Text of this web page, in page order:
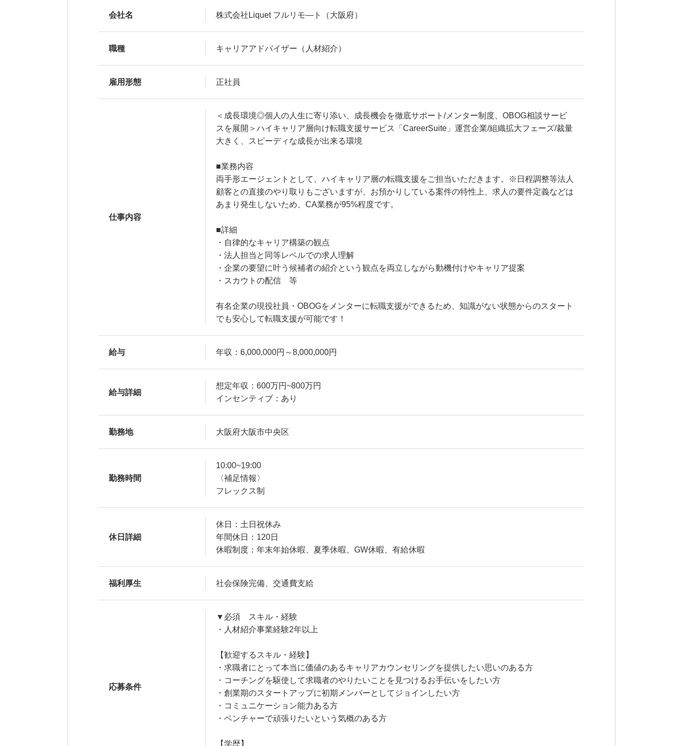
会社名 株式会社Liquet フルリモ―ト（大阪府）
職種 キャリアアドバイザー（人材紹介）
雇用形態 正社員
仕事内容
＜成長環境◎個人の人生に寄り添い、成長機会を徹底サポート/メンター制度、OBOG相談サービ
スを展開＞ハイキャリア層向け転職支援サービス「CareerSuite」運営企業/組織拡大フェーズ/裁量
大きく、スピーディな成長が出来る環境
■業務内容
両手形エージェントとして、ハイキャリア層の転職支援をご担当いただきます。※日程調整等法人
顧客との直接のやり取りもございますが、お預かりしている案件の特性上、求人の要件定義などは
あまり発生しないため、CA業務が95%程度です。
■詳細
・自律的なキャリア構築の観点
・法人担当と同等レベルでの求人理解
・企業の要望に叶う候補者の紹介という観点を両立しながら動機付けやキャリア提案
・スカウトの配信 等
有名企業の現役社員・OBOGをメンターに転職支援ができるため、知識がない状態からのスタート
でも安心して転職支援が可能です！
給与 年収：6,000,000円～8,000,000円
給与詳細
想定年収：600万円~800万円
インセンティブ：あり
勤務地 大阪府大阪市中央区
勤務時間
10:00~19:00
〈補足情報〉
フレックス制
休日詳細
休日：土日祝休み
年間休日：120日
休暇制度：年末年始休暇、夏季休暇、GW休暇、有給休暇
福利厚生 社会保険完備、交通費支給
応募条件
▼必須 スキル・経験
・人材紹介事業経験2年以上
【歓迎するスキル・経験】
・求職者にとって本当に価値のあるキャリアカウンセリングを提供したい思いのある方
・コーチングを駆使して求職者のやりたいことを見つけるお手伝いをしたい方
・創業期のスタートアップに初期メンバーとしてジョインしたい方
・コミュニケーション能力ある方
・ベンチャーで頑張りたいという気概のある方
【学歴】